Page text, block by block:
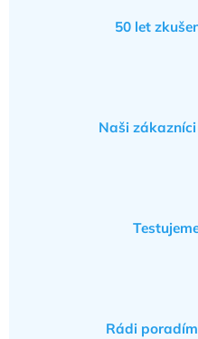
50 let
Naši
Rádi